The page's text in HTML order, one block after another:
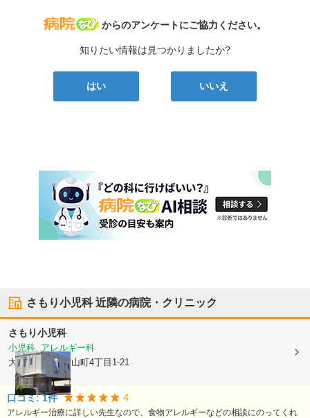
病院なび
からのアンケートにご協力ください。
知りたい情報は見つかりましたか?
はい いいえ
さもり小児科近隣の病院・クリニック
さもり小児科
小児科, アレルギー科
大阪府豊中市宮山町4丁目1-21
口コミ:1件 4
アレルギー治療に詳しい先生なので、食物アレルギーなどの相談にのってくれ